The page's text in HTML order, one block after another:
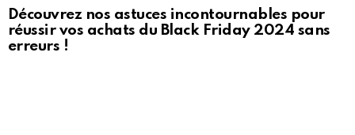
Découvrez nos astuces incontournables pour
réussir vos achats du Black Friday 2024 sans
erreurs !